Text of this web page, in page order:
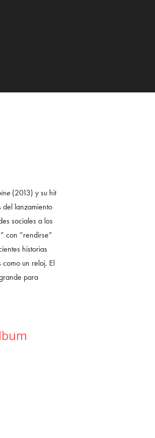
(2013) y su hit
del lanzamiento
sociales a los
con “rendirse”
historias
un reloj. El
para